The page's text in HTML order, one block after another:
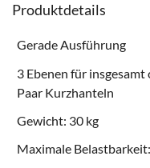
Produktdetails
Gerade Ausführung
3 Ebenen für
Paar Kurzhanteln
Gewicht: 30 kg
Maximale